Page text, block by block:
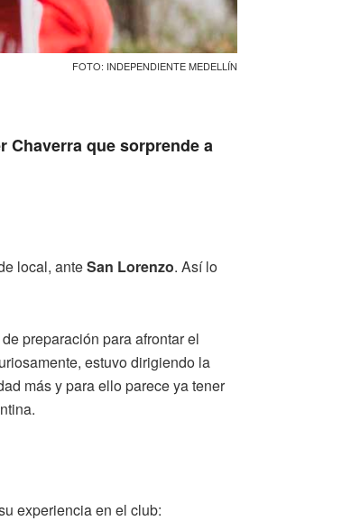
FOTO: INDEPENDIENTE MEDELLÍN
Chaverra que sorprende a
local, anteSan Lorenzo. Así lo
preparación para afrontar el
estuvo dirigiendo la
más y para ello parece ya tener
experiencia en el club: